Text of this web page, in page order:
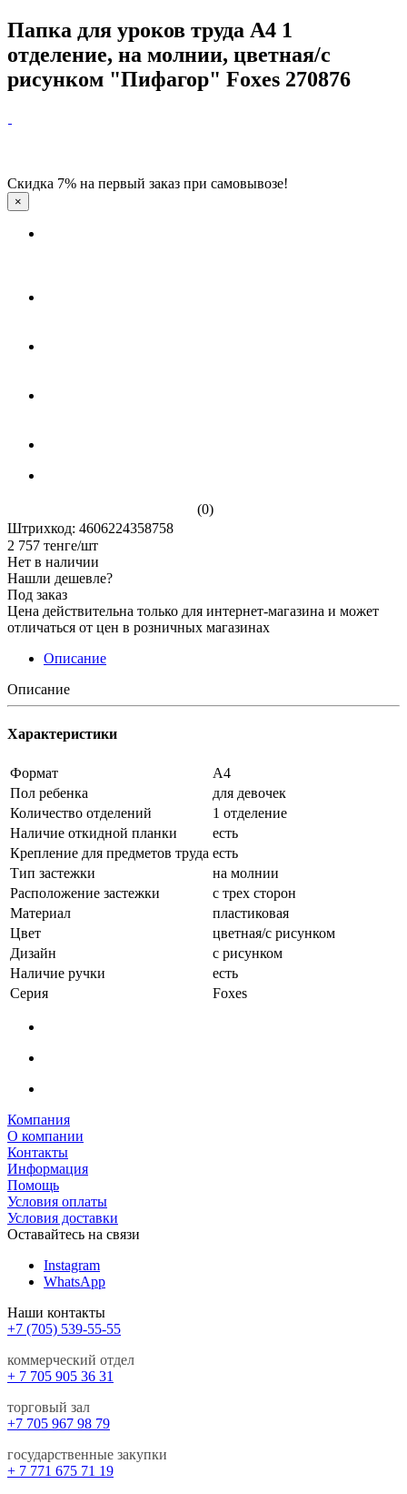
Папка для уроков труда А4 1
отделение, на молнии, цветная/с
рисунком "Пифагор" Foxes 270876
Скидка 7% на первый заказ при самовывозе!
×
(0)
Штрихкод: 4606224358758
2 757 тенге/шт
Нет в наличии
Нашли дешевле?
Под заказ
Цена действительна только для интернет-магазина и может
отличаться от цен в розничных магазинах
Описание
Описание
Характеристики
Формат
А4
Пол ребенка
для девочек
Количество отделений
1 отделение
Наличие откидной планки
есть
Крепление для предметов труда есть
Тип застежки
на молнии
Расположение застежки
с трех сторон
Материал
пластиковая
Цвет
цветная/с рисунком
Дизайн
с рисунком
Наличие ручки
есть
Серия
Foxes
Компания
О компании
Контакты
Информация
Помощь
Условия оплаты
Условия доставки
Оставайтесь на связи
Instagram
WhatsApp
Наши контакты
+7 (705) 539-55-55
коммерческий отдел
+ 7 705 905 36 31
торговый зал
+7 705 967 98 79
государственные закупки
+ 7 771 675 71 19